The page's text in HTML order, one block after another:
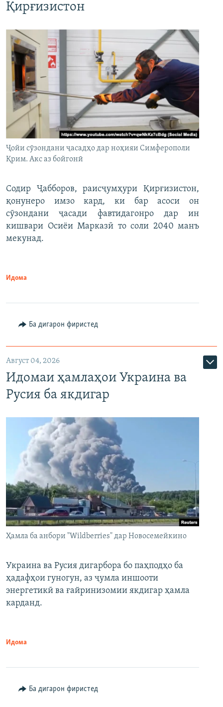
Қирғизистон
Ҷойи сӯзондани ҷасадҳо дар ноҳияи Симферополи
Қрим. Акс аз бойгонӣ
Содир Ҷабборов, раисҷумҳури Қирғизистон,
қонунеро имзо кард, ки бар асоси он
сӯзондани ҷасади фавтидагонро дар ин
кишвари Осиёи Марказӣ то соли 2040 манъ
мекунад.
Идома
Ба дигарон фиристед
Август 04, 2026
Идомаи ҳамлаҳои Украина ва
Русия ба якдигар
Ҳамла ба анбори "Wildberries" дар Новосемейкино
Украина ва Русия дигарбора бо паҳподҳо ба
ҳадафҳои гуногун, аз ҷумла иншооти
энергетикӣ ва ғайринизомии якдигар ҳамла
карданд.
Идома
Ба дигарон фиристед